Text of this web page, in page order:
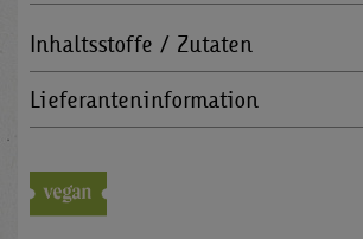
Inhaltsstoffe / Zutaten
Lieferanteninformation